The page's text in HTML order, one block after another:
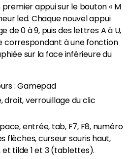
appui sur le bouton « M
led. Chaque nouvel appui
de 0 à 9, puis des lettres A à U,
correspondant à une fonction
sur la face inférieure du
: Gamepad
droit, verrouillage du clic
entrée, tab, F7, F8, numéro
flèches, curseur souris haut,
et tilde 1 et 3 (tablettes).